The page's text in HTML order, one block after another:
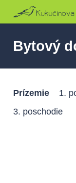
contentBytový
Prízemie 1.
3. poschodie